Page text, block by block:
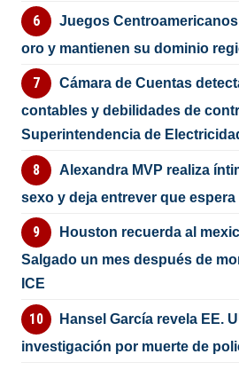
Juegos
oro y mantienen su dominio
Cámara de Cuentas
contables y debilidades de
Superintendencia de
Alexandra MVP realiza
sexo y deja entrever que
Houston recuerda al
Salgado un mes después de
ICE
Hansel García revela EE.
investigación por muerte de